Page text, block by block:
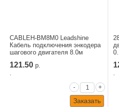
CABLEH-BM8M0 Leadshine
Кабель подключения энкодера
шагового двигателя 8.0м
121.50 р.
.
-
+
Заказать
.